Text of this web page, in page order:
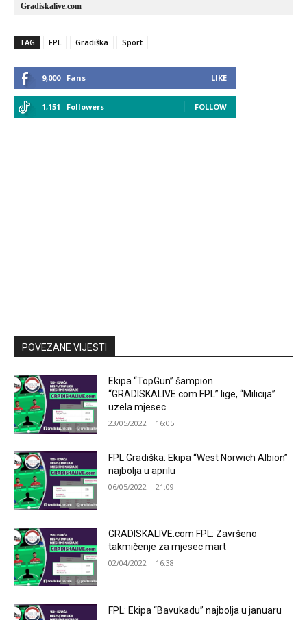
Gradiskalive.com
TAG FPL Gradiška Sport
9,000 Fans LIKE
1,151 Followers FOLLOW
POVEZANE VIJESTI
Ekipa “TopGun” šampion
“GRADISKALIVE.com FPL” lige, “Milicija”
uzela mjesec
23/05/2022 | 16:05
FPL Gradiška: Ekipa “West Norwich Albion”
najbolja u aprilu
06/05/2022 | 21:09
GRADISKALIVE.com FPL: Završeno
takmičenje za mjesec mart
02/04/2022 | 16:38
FPL: Ekipa “Bavukadu” najbolja u januaru